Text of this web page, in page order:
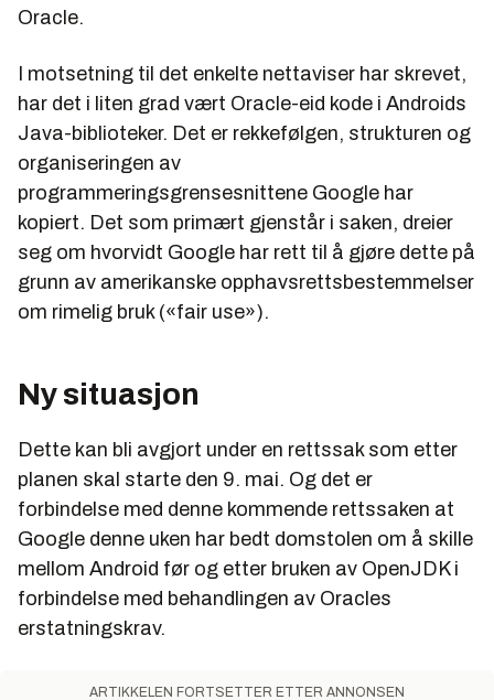
Oracle.
I motsetning til det enkelte nettaviser har skrevet,
har det i liten grad vært Oracle-eid kode i Androids
Java-biblioteker. Det er rekkefølgen, strukturen og
organiseringen av
programmeringsgrensesnittene Google har
kopiert. Det som primært gjenstår i saken, dreier
seg om hvorvidt Google har rett til å gjøre dette på
grunn av amerikanske opphavsrettsbestemmelser
om rimelig bruk («fair use»).
Ny situasjon
Dette kan bli avgjort under en rettssak som etter
planen skal starte den 9. mai. Og det er
forbindelse med denne kommende rettssaken at
Google denne uken har bedt domstolen om å skille
mellom Android før og etter bruken av OpenJDK i
forbindelse med behandlingen av Oracles
erstatningskrav.
ARTIKKELEN FORTSETTER ETTER ANNONSEN